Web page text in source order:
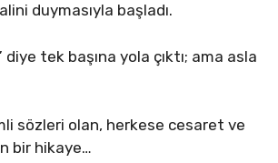
duymasıyla başladı.
diye tek başına yola çıktı; ama asla
sözleri olan, herkese cesaret ve
bir hikaye…